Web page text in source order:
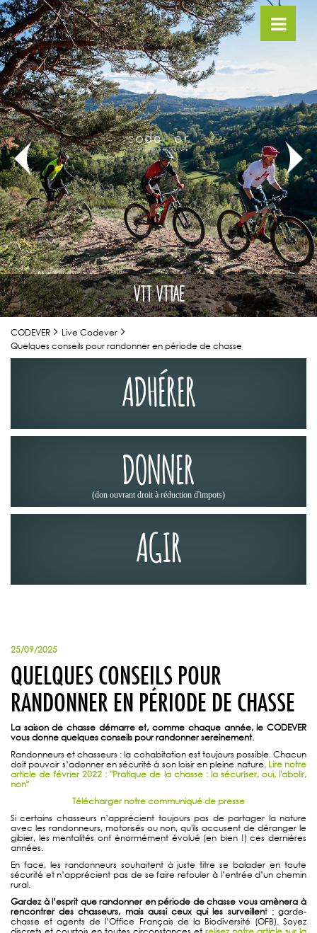
VTT VTTAE
CODEVER
Live Codever
Quelques conseils pour randonner en période de chasse
ADHÉRER
DONNER
(don ouvrant droit à réduction d'impots)
AGIR
25/09/2025
QUELQUES CONSEILS POUR
RANDONNER EN PÉRIODE DE CHASSE
La saison de chasse démarre et, comme chaque année, le CODEVER
vous donne quelques conseils pour randonner sereinement.
Randonneurs et chasseurs : la cohabitation est toujours possible. Chacun
doit pouvoir s’adonner en sécurité à son loisir en pleine nature. Lire notre
article de février 2022 : "Pratique de la chasse : la sécuriser, oui, l'abolir,
non"
Télécharger notre communiqué de presse
Si certains chasseurs n’apprécient toujours pas de partager la nature
avec les randonneurs, motorisés ou non, qu'ils accusent de déranger le
gibier, les mentalités ont énormément évolué (en bien !) ces dernières
années.
En face, les randonneurs souhaitent à juste titre se balader en toute
sécurité et n’apprécient pas de se faire refouler à l’entrée d’un chemin
rural.
Gardez à l’esprit que randonner en période de chasse vous amènera à
rencontrer des chasseurs, mais aussi ceux qui les surveillent : garde-
chasse et agents de l’Office Français de la Biodiversité (OFB). Soyez